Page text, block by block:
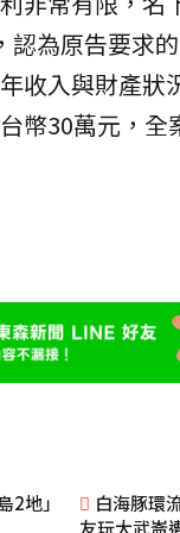
為原告要求
收入與財產狀
幣30萬元，全
2地」
白海豚環
友玩大武崙